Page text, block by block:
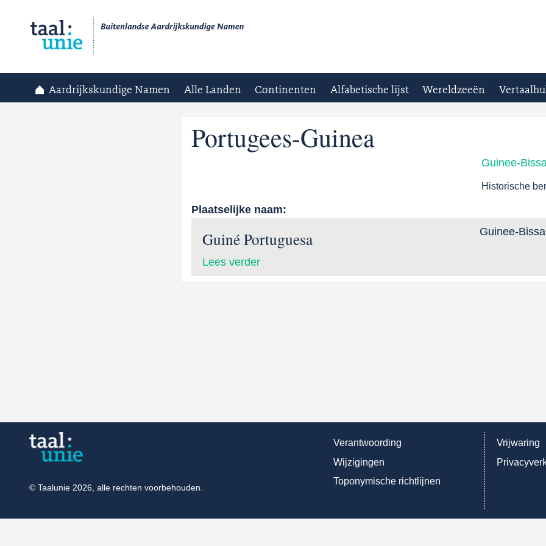
Aardrijkskundige Namen Alle Landen Continenten Alfabetische lijst Wereldzeeën
Portugees-Guinea
Guinee-
Historische
Plaatselijke naam:
Guiné Portuguesa Guinee-
Lees verder
Verantwoording
Wijzigingen
Toponymische richtlijnen
Vrijwaring
© Taalunie 2026, alle rechten voorbehouden.